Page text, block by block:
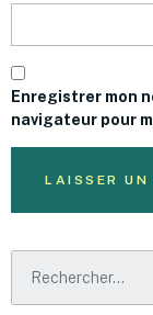
Enregistrer mon
navigateur pour